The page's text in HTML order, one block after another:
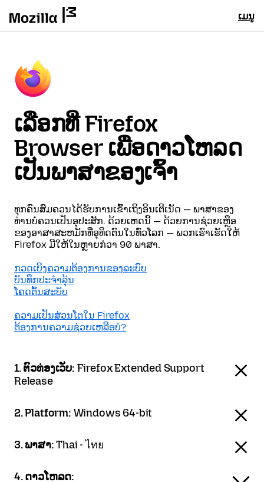
ເມນູ
ເລືອກທີ່ Firefox
Browser ເພື່ອດາວໂຫລດ
ເປັນພາສາຂອງເຈົ້າ
ທຸກຄົນສົມຄວນໄດ້ຮັບການເຂົ້າເຖິງອິນເຕີເນັດ — ພາສາຂອງ
ທ່ານບໍ່ຄວນເປັນອຸປະສັກ. ດ້ວຍເຫດນີ້ — ດ້ວຍການຊ່ວຍເຫຼືອ
ຂອງອາສາສະຫມັກທີ່ອຸທິດຕົນໃນທົ່ວໂລກ — ພວກເຮົາເຮັດໃຫ້
Firefox ມີໃຫ້ໃນຫຼາຍກ່ວາ 90 ພາສາ.
ກວດເບິງຄວາມຕ້ອງການຂອງລະບົບ
ບັນທຶກປະຈຳລຸ້ນ
ໂຄດຕົ້ນສະບັບ
ຄວາມເປັນສ່ວນໂຕໃນ Firefox
ຕ້ອງການຄວາມຊ່ວຍເຫລືອບໍ?
1. ຕົວທ່ອງເວັບ: Firefox Extended Support
Release
2. Platform: Windows 64-bit
3. ພາສາ:Thai - ไทย
4. ດາວໂຫລດ: